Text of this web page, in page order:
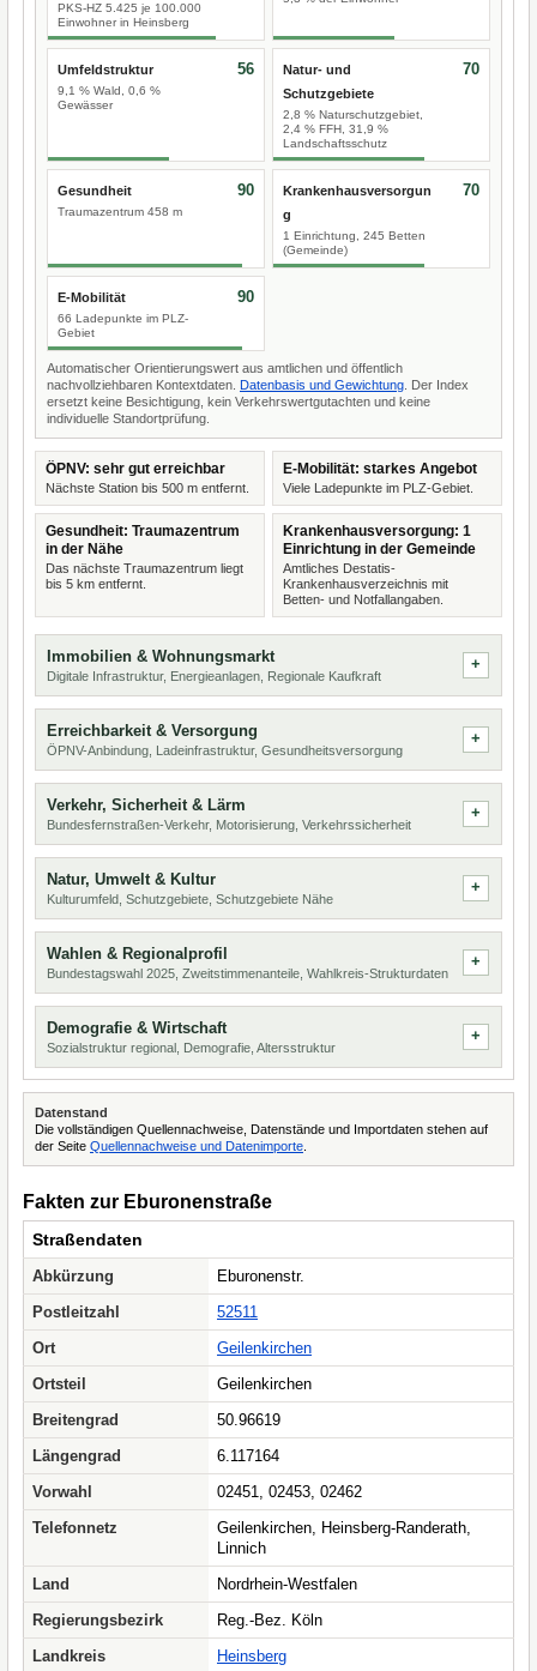
PKS-HZ 5.425 je 100.000
Einwohner in Heinsberg
Umfeldstruktur
9,1 % Wald, 0,6 %
Gewässer
56
Natur- und
Schutzgebiete
2,8 % Naturschutzgebiet,
2,4 % FFH, 31,9 %
Landschaftsschutz
70
Gesundheit
Traumazentrum 458 m
90
Krankenhausversorgun
g
1 Einrichtung, 245 Betten
(Gemeinde)
70
E-Mobilität
66 Ladepunkte im PLZ-
Gebiet
90
Automatischer Orientierungswert aus amtlichen und öffentlich
nachvollziehbaren Kontextdaten. Datenbasis und Gewichtung . Der Index
ersetzt keine Besichtigung, kein Verkehrswertgutachten und keine
individuelle Standortprüfung.
ÖPNV: sehr gut erreichbar
Nächste Station bis 500 m entfernt.
E-Mobilität: starkes Angebot
Viele Ladepunkte im PLZ-Gebiet.
Gesundheit: Traumazentrum
in der Nähe
Das nächste Traumazentrum liegt
bis 5 km entfernt.
Krankenhausversorgung: 1
Einrichtung in der Gemeinde
Amtliches Destatis-
Krankenhausverzeichnis mit
Betten- und Notfallangaben.
Immobilien & Wohnungsmarkt
Digitale Infrastruktur, Energieanlagen, Regionale Kaufkraft
Erreichbarkeit & Versorgung
ÖPNV-Anbindung, Ladeinfrastruktur, Gesundheitsversorgung
Verkehr, Sicherheit & Lärm
Bundesfernstraßen-Verkehr, Motorisierung, Verkehrssicherheit
Natur, Umwelt & Kultur
Kulturumfeld, Schutzgebiete, Schutzgebiete Nähe
Wahlen & Regionalprofil
Bundestagswahl 2025, Zweitstimmenanteile, Wahlkreis-Strukturdaten
Demografie & Wirtschaft
Sozialstruktur regional, Demografie, Altersstruktur
Datenstand
Die vollständigen Quellennachweise, Datenstände und Importdaten stehen auf
der Seite Quellennachweise und Datenimporte
Fakten zur Eburonenstraße
Straßendaten
Abkürzung
Eburonenstr.
Postleitzahl
52511
Ort
Geilenkirchen
Ortsteil
Geilenkirchen
Breitengrad
50.96619
Längengrad
6.117164
Vorwahl
02451, 02453, 02462
Telefonnetz
Geilenkirchen, Heinsberg-Randerath,
Linnich
Land
Nordrhein-Westfalen
Regierungsbezirk
Reg.-Bez. Köln
Landkreis
Heinsberg